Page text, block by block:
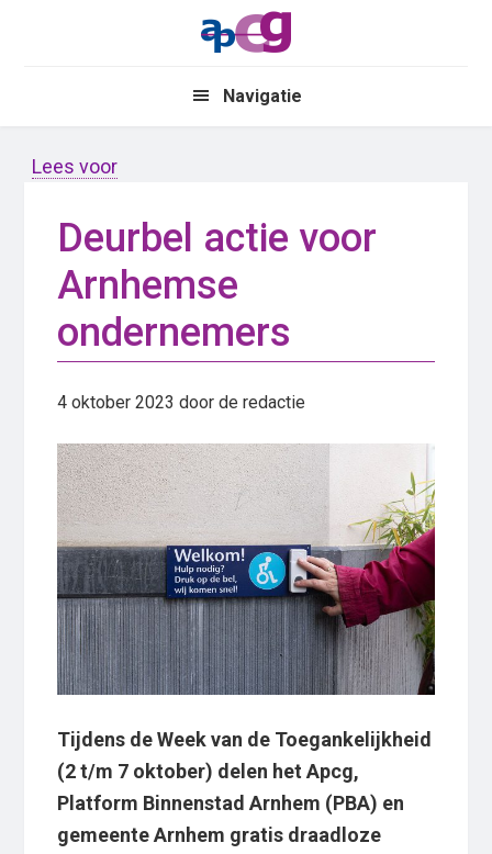
Navigatie
Lees voor
Deurbel actie voor
Arnhemse
ondernemers
4 oktober 2023 door de redactie
Tijdens de Week van de Toegankelijkheid
(2 t/m 7 oktober) delen het Apcg,
Platform Binnenstad Arnhem (PBA) en
gemeente Arnhem gratis draadloze